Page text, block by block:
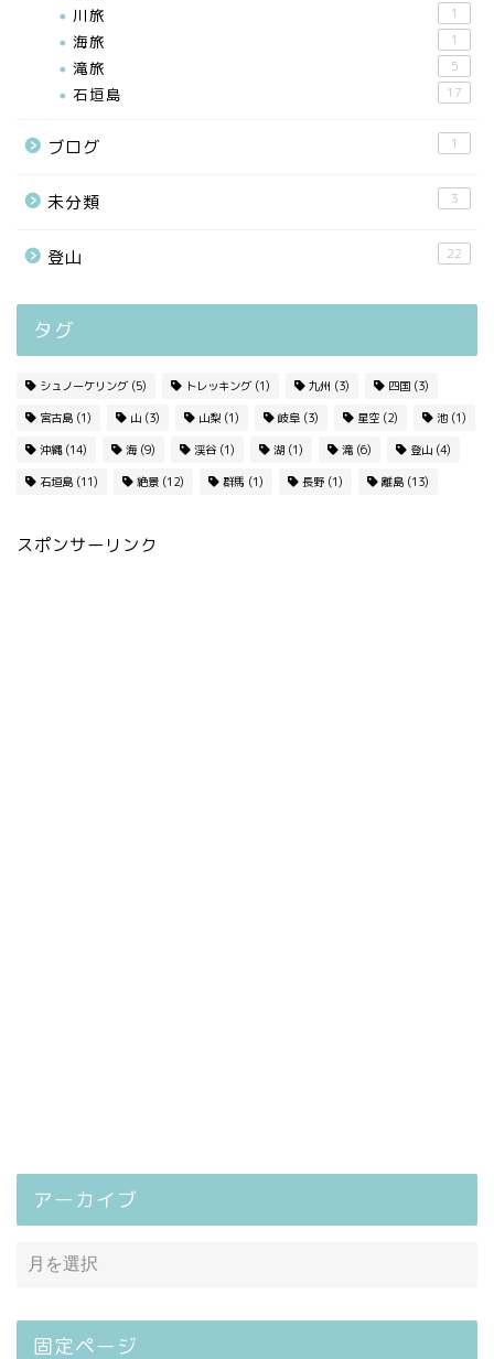
川旅 1
海旅 1
滝旅 5
石垣島 17
ブログ 1
未分類 3
登山 22
タグ
シュノーケリング (5) トレッキング (1) 九州 (3) 四国 (3)
宮古島 (1) 山 (3) 山梨 (1) 岐阜 (3) 星空 (2) 池 (1)
沖縄(14) 海 (9) 渓谷 (1) 湖 (1) 滝 (6) 登山 (4)
石垣島 (11) 絶景 (12) 群馬 (1) 長野 (1) 離島 (13)
スポンサーリンク
アーカイブ
固定ページ